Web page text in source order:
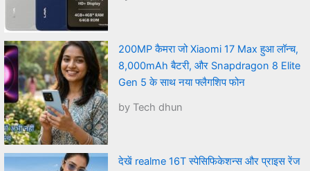
200MP कैमरा जो Xiaomi 17 Max हुआ लॉन्च,
8,000mAh बैटरी, और Snapdragon 8 Elite
Gen 5 के साथ नया फ्लैगशिप फोन
by Tech dhun
देखें realme 16T स्पेसिफिकेशन्स और प्राइस रेंज